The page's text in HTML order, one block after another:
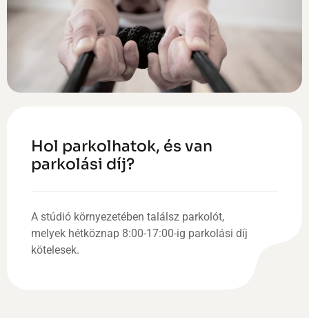
Hol parkolhatok, és van
parkolási díj?
A stúdió környezetében találsz parkolót,
melyek hétköznap 8:00-17:00-ig parkolási díj
kötelesek.